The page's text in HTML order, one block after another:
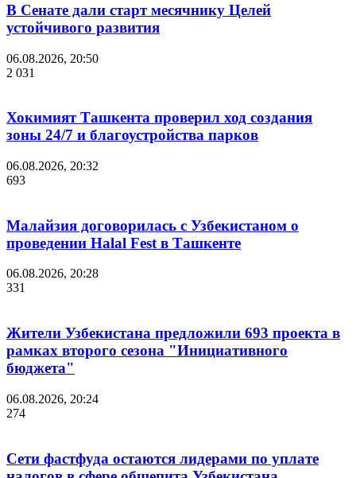
В Сенате дали старт месячнику Целей
устойчивого развития
06.08.2026, 20:50
2 031
Хокимият Ташкента проверил ход создания
зоны 24/7 и благоустройства парков
06.08.2026, 20:32
693
Малайзия договорилась с Узбекистаном о
проведении Halal Fest в Ташкенте
06.08.2026, 20:28
331
Жители Узбекистана предложили 693 проекта в
рамках второго сезона "Инициативного
бюджета"
06.08.2026, 20:24
274
Сети фастфуда остаются лидерами по уплате